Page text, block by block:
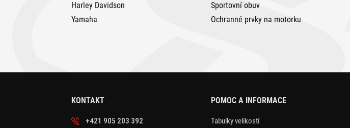
Harley Davidson
Yamaha
Sportovní obuv
Ochranné prvky na motorku
KONTAKT
+421 905 203 392
POMOC A INFORMACE
Tabulky velikostí